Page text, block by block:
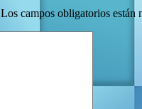
Los campos obligatorios están